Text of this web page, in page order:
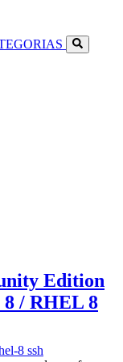
Edition
/ RHEL 8
8 ssh